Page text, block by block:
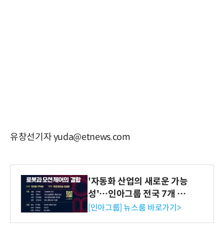
유창선기자 yuda@etnews.com
'자동화 산업의 새로운 가능
성'…인아그룹 전국 7개 도
시 세미나 페어 개최
[인아그룹] 뉴스룸 바로가기>